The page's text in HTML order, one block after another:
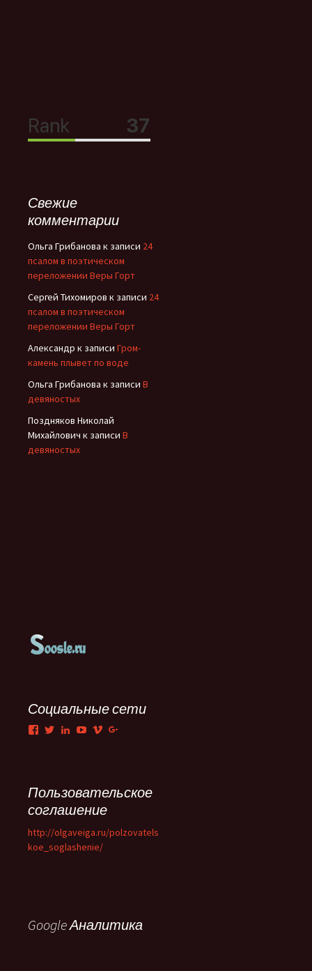
Свежие
комментарии
Ольга Грибанова к записи 24
псалом в поэтическом
переложении Веры Горт
Сергей Тихомиров к записи 24
псалом в поэтическом
переложении Веры Горт
Александр к записи Гром-
камень плывет по воде
Ольга Грибанова к записи В
девяностых
Поздняков Николай
Михайлович к записи В
девяностых
Социальные сети
Facebook
TwitterLinkedIn
YouTube
Vimeo
Пользовательское
соглашение
http://olgaveiga.ru/polzovatels
koe_soglashenie/
Google Аналитика